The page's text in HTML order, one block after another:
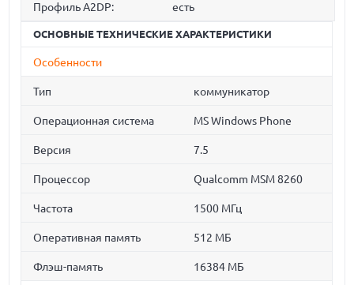
Профиль A2DP: есть
ОСНОВНЫЕ ТЕХНИЧЕСКИЕ ХАРАКТЕРИСТИКИ
Особенности
Тип коммуникатор
Операционная система MS Windows Phone
Версия 7.5
Процессор Qualcomm MSM 8260
Частота 1500 МГц
Оперативная память 512 МБ
Флэш-память 16384 МБ